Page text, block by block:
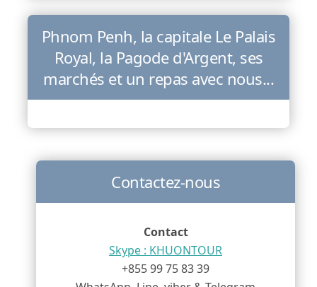
Phnom Penh, la capitale Le Palais
Royal, la Pagode d'Argent, ses
marchés et un repas avec nous...
Contactez-nous
Contact
Skype : KHUONTOUR
+855 99 75 83 39